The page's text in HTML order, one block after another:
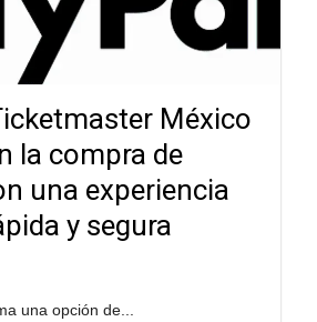
México
la compra de
una experiencia
y segura
una opción de...